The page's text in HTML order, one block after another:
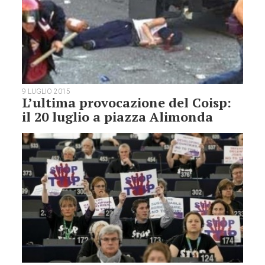
9 LUGLIO 2015
L’ultima provocazione del Coisp:
il 20 luglio a piazza Alimonda